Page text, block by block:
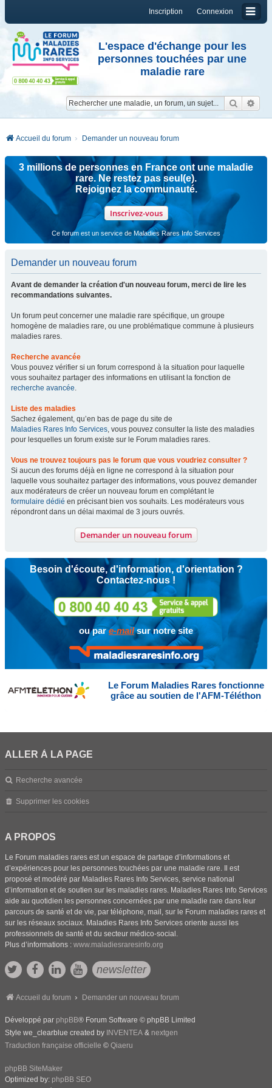
Connexion
Inscription
L'espace d'échange pour les
personnes touchées par une
maladie rare
Accueil du forum Demander un nouveau forum
3 millions de personnes en France ont une maladie
rare. Ne restez pas seul(e).
Rejoignez la communauté.
Inscrivez-vous
Ce forum est un service de Maladies Rares Info Services
Demander un nouveau forum
Avant de demander la création d'un nouveau forum, merci de lire les
recommandations suivantes.
Un forum peut concerner une maladie rare spécifique, un groupe
homogène de maladies rare, ou une problématique commune à plusieurs
maladies rares.
Recherche avancée
Vous pouvez vérifier si un forum correspond à la situation pour laquelle
vous souhaitez partager des informations en utilisant la fonction de
recherche avancée.
Liste des maladies
Sachez également, qu’en bas de page du site de
Maladies Rares Info Services, vous pouvez consulter la liste des maladies
pour lesquelles un forum existe sur le Forum maladies rares.
Vous ne trouvez toujours pas le forum que vous voudriez consulter ?
Si aucun des forums déjà en ligne ne correspond à la situation pour
laquelle vous souhaitez partager des informations, vous pouvez demander
aux modérateurs de créer un nouveau forum en complétant le
formulaire dédié en précisant bien vos souhaits. Les modérateurs vous
répondront dans un délai maximal de 3 jours ouvrés.
Demander un nouveau forum
Besoin d'écoute, d'information, d'orientation ?
Contactez-nous !
ou pare-mailsur notre site
Le Forum Maladies Rares fonctionne
grâce au soutien de l'AFM-Téléthon
ALLER À LA PAGE
Recherche avancée
Supprimer les cookies
A PROPOS
Le Forum maladies rares est un espace de partage d’informations et
d’expériences pour les personnes touchées par une maladie rare. Il est
proposé et modéré par Maladies Rares Info Services, service national
d’information et de soutien sur les maladies rares. Maladies Rares Info Services
aide au quotidien les personnes concernées par une maladie rare dans leur
parcours de santé et de vie, par téléphone, mail, sur le Forum maladies rares et
sur les réseaux sociaux. Maladies Rares Info Services oriente aussi les
professionnels de santé et du secteur médico-social.
Plus d’informations : www.maladiesraresinfo.org
newsletter
Accueil du forum Demander un nouveau forum
Développé par phpBB® Forum Software © phpBB Limited
Style we_clearblue created by INVENTEA & nextgen
Traduction française officielle © Qiaeru
phpBB SiteMaker
Optimized by: phpBB SEO